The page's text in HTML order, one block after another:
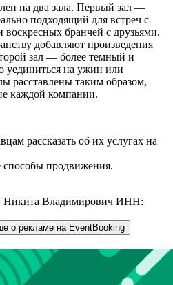
на два зала. Первый зал —
подходящий для встреч с
бранчей с друзьями.
добавляют произведения
зал — более темный и
уединиться на ужин или
расставлены таким образом,
каждой компании.
рассказать об их услугах на
способы продвижения.
Никита Владимирович ИНН:
о рекламе на EventBooking